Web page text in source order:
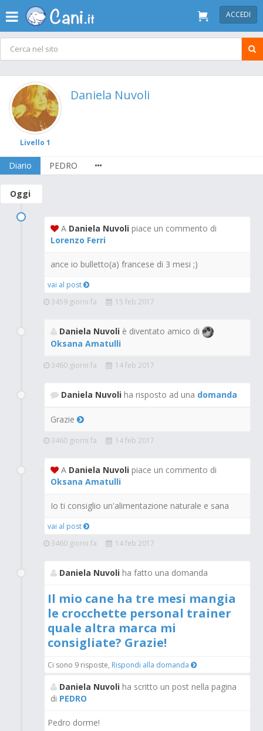
ACCEDI
Livello 1
Daniela Nuvoli
Diario PEDRO
Oggi
A Daniela Nuvoli piace un commento di
Lorenzo Ferri
ance io bulletto(a) francese di 3 mesi ;)
vai al post
3459 giorni fa
15 feb 2017
Daniela Nuvoli è diventato amico di
Oksana Amatulli
3460 giorni fa 14 feb 2017
Daniela Nuvoli ha risposto ad una domanda
Grazie
3460 giorni fa 14 feb 2017
A Daniela Nuvoli piace un commento di
Oksana Amatulli
Io ti consiglio un'alimentazione naturale e sana
vai al post
3460 giorni fa
14 feb 2017
Daniela Nuvoli ha fatto una domanda
Il mio cane ha tre mesi mangia
le crocchette personal trainer
quale altra marca mi
consigliate? Grazie!
Ci sono 9 risposte, Rispondi alla domanda
Daniela Nuvoli ha scritto un post nella pagina
di PEDRO
Pedro dorme!